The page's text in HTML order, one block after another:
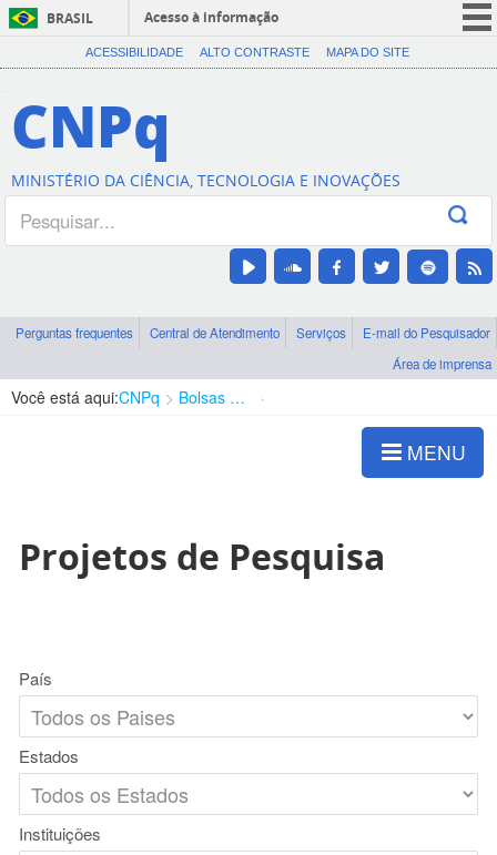
BRASIL
Acesso à informação
CORONAVÍRUS (COVID-19)
Canais
ACESSIBILIDADE ALTO CONTRASTE MAPA DO SITE
CNPq
MINISTÉRIO DA CIÊNCIA, TECNOLOGIA E INOVAÇÕES
Perguntas frequentes Central de Atendimento Serviços
E-mail do Pesquisador
Área de imprensa
Você está aqui:CNPq Bolsas e Auxílios Vigentes
MENU
Projetos de Pesquisa
País
Estados
Instituições